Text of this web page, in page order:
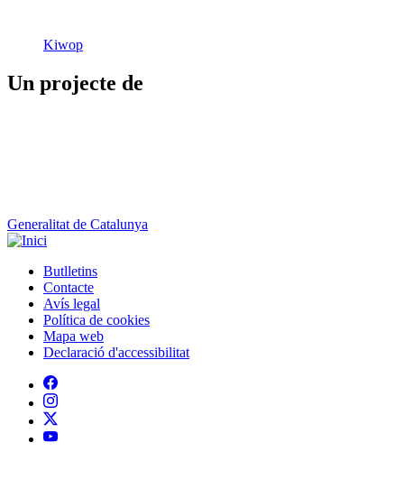
Kiwop
Un projecte de
Generalitat de Catalunya
Peu
Butlletins
Contacte
Avís legal
Política de cookies
Mapa web
Declaració d'accessibilitat